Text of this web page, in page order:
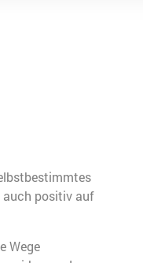
auch positiv auf
Wege